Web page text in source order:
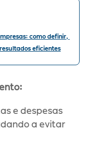
como definir,
eficientes
e despesas
a evitar